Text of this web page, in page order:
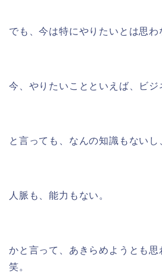
でも、今は特にやりたいとは思わ
今、やりたいことといえば、ビジ
と言っても、なんの知識もないし
人脈も、能力もない。
かと言って、あきらめようとも
笑。